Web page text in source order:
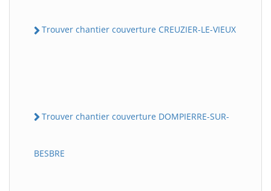
Trouver chantier couverture CREUZIER-LE-VIEUX
Trouver chantier couverture DOMPIERRE-SUR-
BESBRE